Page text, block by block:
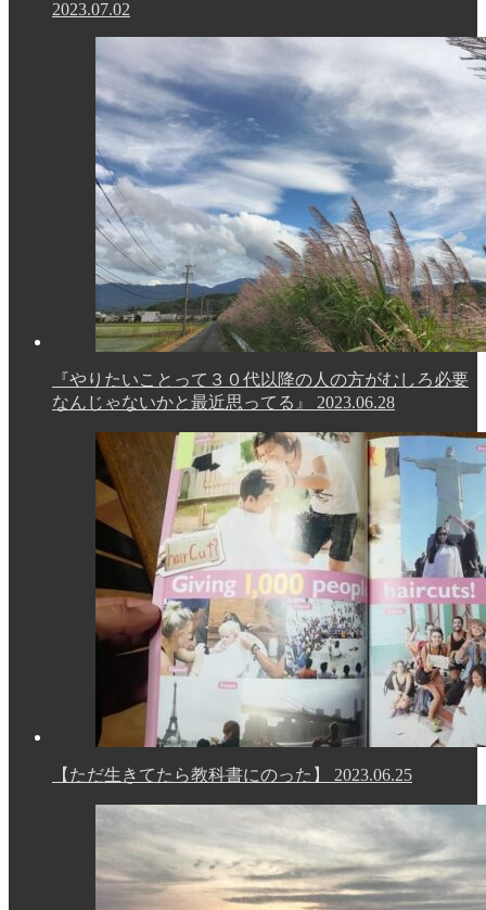
2023.07.02
『やりたいことって３０代以降の人の方がむしろ必要
なんじゃないかと最近思ってる』 2023.06.28
【ただ生きてたら教科書にのった】 2023.06.25